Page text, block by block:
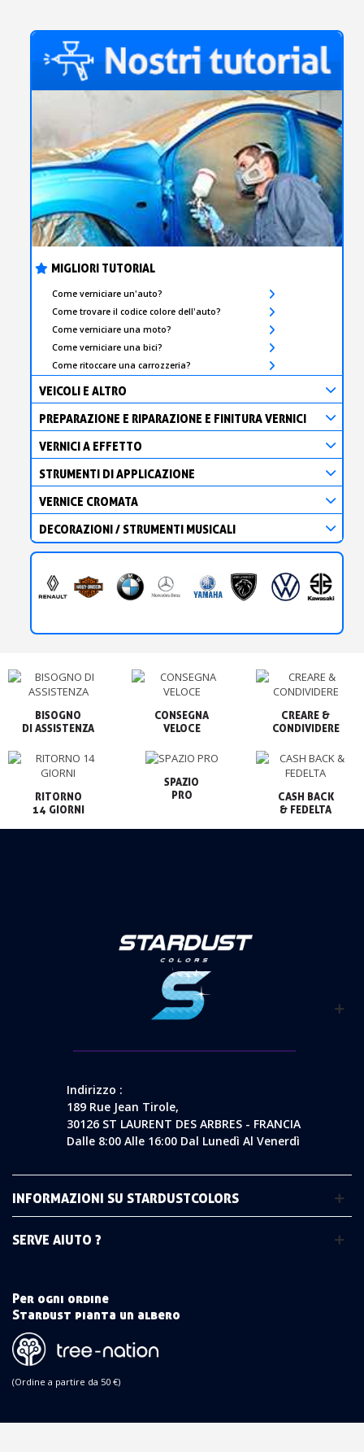
MIGLIORI TUTORIAL
Come verniciare un'auto?
Come trovare il codice colore dell'auto?
Come verniciare una moto?
Come verniciare una bici?
Come ritoccare una carrozzeria?
VEICOLI E ALTRO
PREPARAZIONE E RIPARAZIONE E FINITURA VERNICI
VERNICI A EFFETTO
STRUMENTI DI APPLICAZIONE
VERNICE CROMATA
DECORAZIONI / STRUMENTI MUSICALI
BISOGNO
CONSEGNA
VELOCE
CREARE &
CONDIVIDERE
RITORNO
14 GIORNI
SPAZIO
PRO
CASH BACK
& FEDELTA
Indirizzo :
189 Rue Jean Tirole,
30126 ST LAURENT DES ARBRES - FRANCIA
Dalle 8:00 Alle 16:00 Dal Lunedì Al Venerdì
INFORMAZIONI SU STARDUSTCOLORS
SERVE AIUTO ?
Per ogni ordine
Stardust pianta un albero
(Ordine a partire da 50 €)